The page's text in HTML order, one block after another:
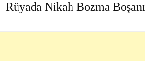
Rüyada Nikah Bozma